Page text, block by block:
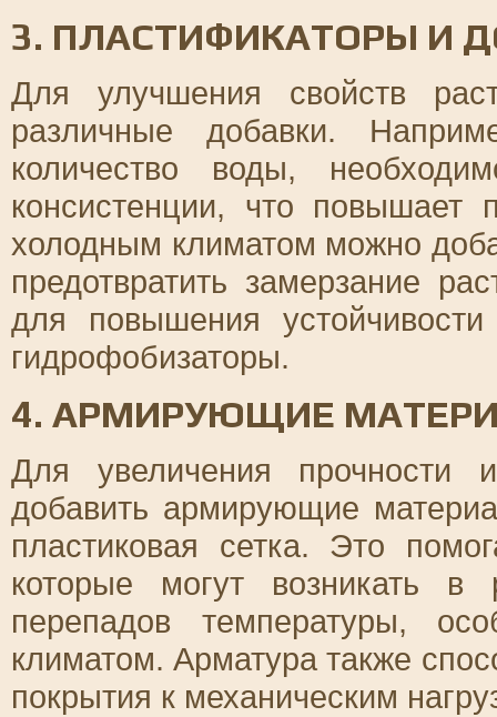
3. ПЛАСТИФИКАТОРЫ И
Для улучшения свойств
различные добавки.
количество воды,
консистенции, что повышает
холодным климатом можно
предотвратить замерзание
для повышения
гидрофобизаторы.
4. АРМИРУЮЩИЕ
Для увеличения прочности
добавить армирующие
пластиковая сетка. Это
которые могут возникать в
перепадов температуры,
климатом. Арматура также
покрытия к механическим